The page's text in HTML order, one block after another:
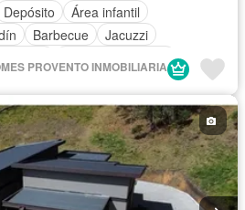
Depósito
Área infantil
Barbecue
Jacuzzi
PROVENTO INMOBILIARIA